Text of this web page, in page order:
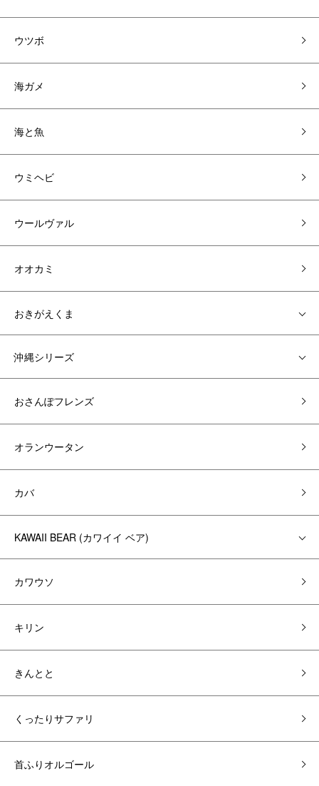
ウツボ
海ガメ
海と魚
ウミヘビ
ウールヴァル
オオカミ
おきがえくま
沖縄シリーズ
おさんぽフレンズ
オランウータン
カバ
KAWAII BEAR (カワイイ ベア)
カワウソ
キリン
きんとと
くったりサファリ
首ふりオルゴール